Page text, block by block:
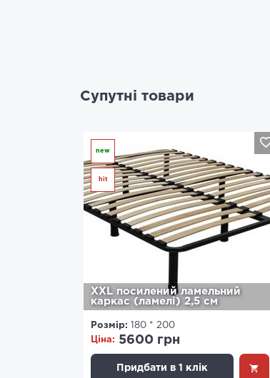
Супутні товари
new
hit
XXL посилений ламельний
каркас (ламелі) 2,5 см
Розмір: 180 * 200
Ціна:
5600 грн
Придбати в 1 клік